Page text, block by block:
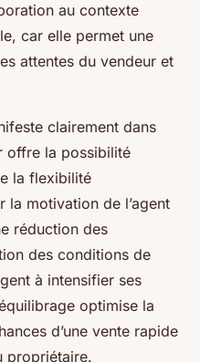
au contexte
car elle permet une
attentes du vendeur et
clairement dans
offre la possibilité
la flexibilité
motivation de l’agent
réduction des
des conditions de
à intensifier ses
optimise la
d’une vente rapide
propriétaire.